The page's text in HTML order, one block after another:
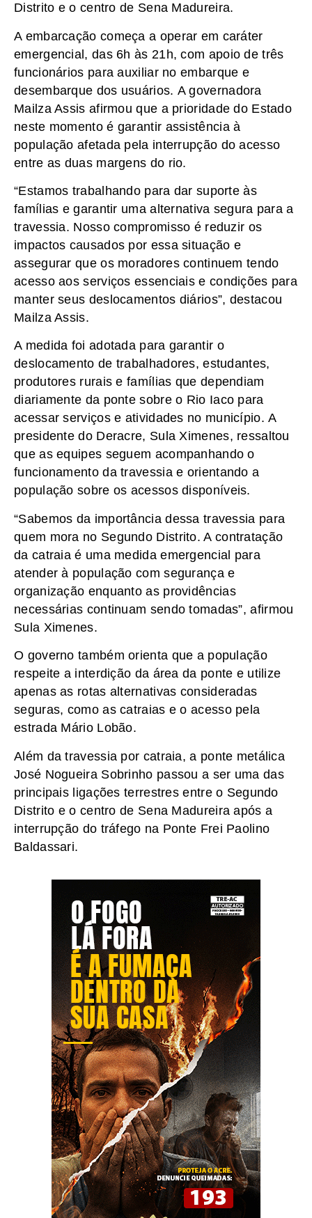
Distrito e o centro de Sena Madureira.
A embarcação começa a operar em caráter
emergencial, das 6h às 21h, com apoio de três
funcionários para auxiliar no embarque e
desembarque dos usuários. A governadora
Mailza Assis afirmou que a prioridade do Estado
neste momento é garantir assistência à
população afetada pela interrupção do acesso
entre as duas margens do rio.
“Estamos trabalhando para dar suporte às
famílias e garantir uma alternativa segura para a
travessia. Nosso compromisso é reduzir os
impactos causados por essa situação e
assegurar que os moradores continuem tendo
acesso aos serviços essenciais e condições para
manter seus deslocamentos diários”, destacou
Mailza Assis.
A medida foi adotada para garantir o
deslocamento de trabalhadores, estudantes,
produtores rurais e famílias que dependiam
diariamente da ponte sobre o Rio Iaco para
acessar serviços e atividades no município. A
presidente do Deracre, Sula Ximenes, ressaltou
que as equipes seguem acompanhando o
funcionamento da travessia e orientando a
população sobre os acessos disponíveis.
“Sabemos da importância dessa travessia para
quem mora no Segundo Distrito. A contratação
da catraia é uma medida emergencial para
atender à população com segurança e
organização enquanto as providências
necessárias continuam sendo tomadas”, afirmou
Sula Ximenes.
O governo também orienta que a população
respeite a interdição da área da ponte e utilize
apenas as rotas alternativas consideradas
seguras, como as catraias e o acesso pela
estrada Mário Lobão.
Além da travessia por catraia, a ponte metálica
José Nogueira Sobrinho passou a ser uma das
principais ligações terrestres entre o Segundo
Distrito e o centro de Sena Madureira após a
interrupção do tráfego na Ponte Frei Paolino
Baldassari.